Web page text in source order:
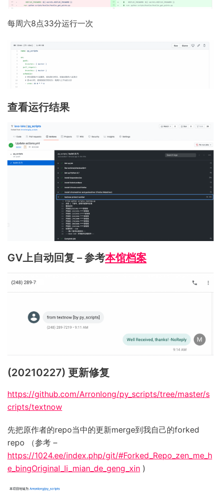
每周六8点33分运行一次
查看运行结果
GV上自动回复 – 参考本馆档案
(20210227) 更新修复
https://github.com/Arronlong/py_scripts/tree/master/s
cripts/textnow
先把原作者的repo当中的更新merge到我自己的forked
repo （参考 –
https://1024.ee/index.php/git/#Forked_Repo_zen_me_h
e_bingOriginal_li_mian_de_geng_xin )